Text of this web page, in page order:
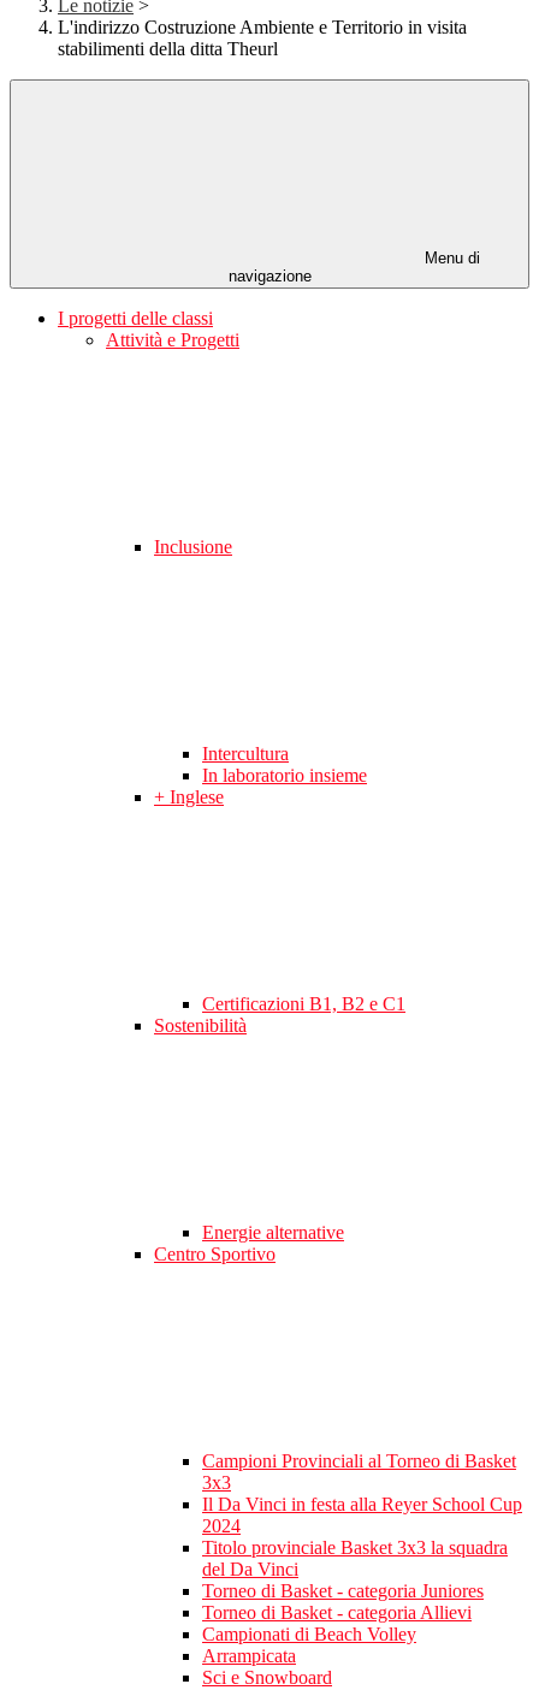
Le notizie >
L'indirizzo Costruzione Ambiente e Territorio in visita
stabilimenti della ditta Theurl
Menu di
navigazione
I progetti delle classi
Attività e Progetti
Inclusione
Intercultura
In laboratorio insieme
+ Inglese
Certificazioni B1, B2 e C1
Sostenibilità
Energie alternative
Centro Sportivo
Campioni Provinciali al Torneo di Basket
3x3
Il Da Vinci in festa alla Reyer School Cup
2024
Titolo provinciale Basket 3x3 la squadra
del Da Vinci
Torneo di Basket - categoria Juniores
Torneo di Basket - categoria Allievi
Campionati di Beach Volley
Arrampicata
Sci e Snowboard